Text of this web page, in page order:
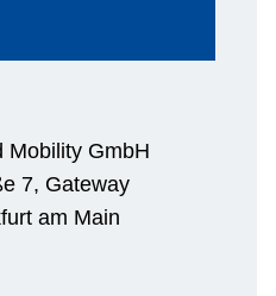
Mobility GmbH
7, Gateway
am Main